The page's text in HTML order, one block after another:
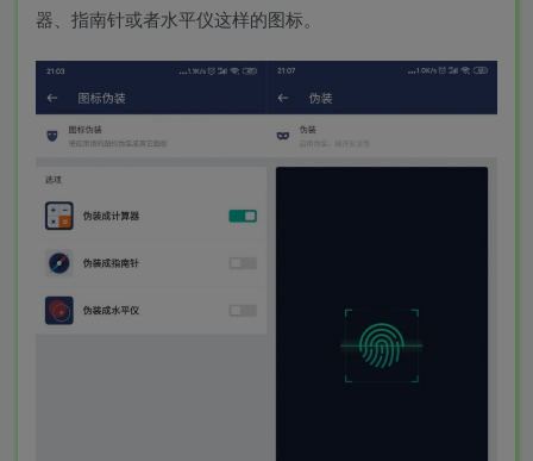
器、指南针或者水平仪这样的图标。